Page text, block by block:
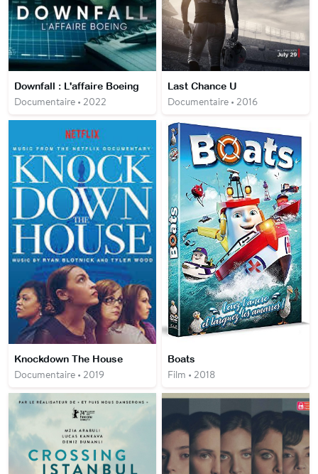
Downfall : L'affaire Boeing
Documentaire • 2022
Last Chance U
Documentaire • 2016
Knockdown The House
Documentaire • 2019
Boats
Film • 2018